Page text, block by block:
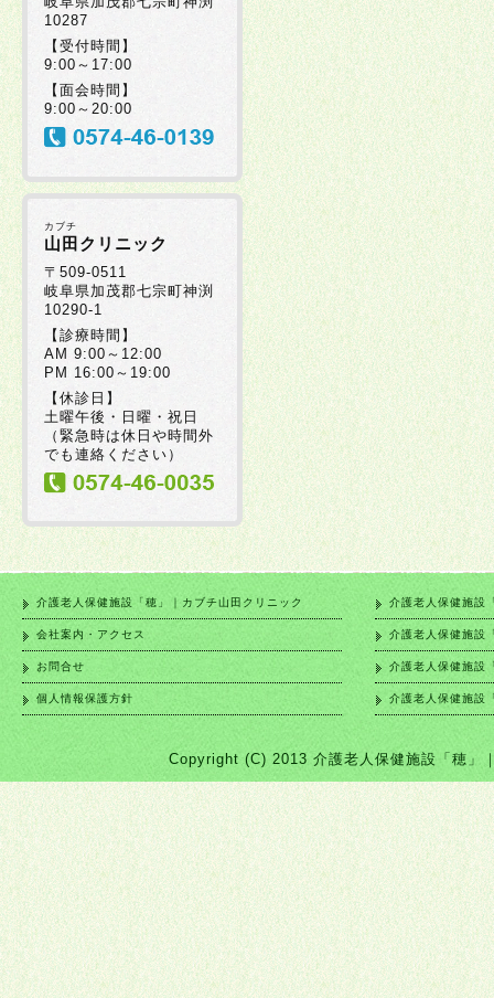
10287
【受付時間】
9:00～17:00
【面会時間】
9:00～20:00
カブチ
山田クリニック
〒509-0511
岐阜県加茂郡七宗町神渕
10290-1
【診療時間】
AM 9:00～12:00
PM 16:00～19:00
【休診日】
土曜午後・日曜・祝日
（緊急時は休日や時間外
でも連絡ください）
介護老人保健施設「穂」｜カブチ山田クリニック
会社案内・アクセス
お問合せ
個人情報保護方針
介護老人保健施設
介護老人保健施設
介護老人保健施設
介護老人保健施設
Copyright (C) 2013 介護老人保健施設「穂